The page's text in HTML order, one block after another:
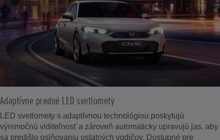
Adaptívne predné LED svetlomety
LED svetlomety s adaptívnou technológiou poskytujú
výnimočnú viditeľnosť a zároveň automaticky upravujú jas, aby
sa predišlo oslňovaniu ostatných vodičov. Dostupné pre